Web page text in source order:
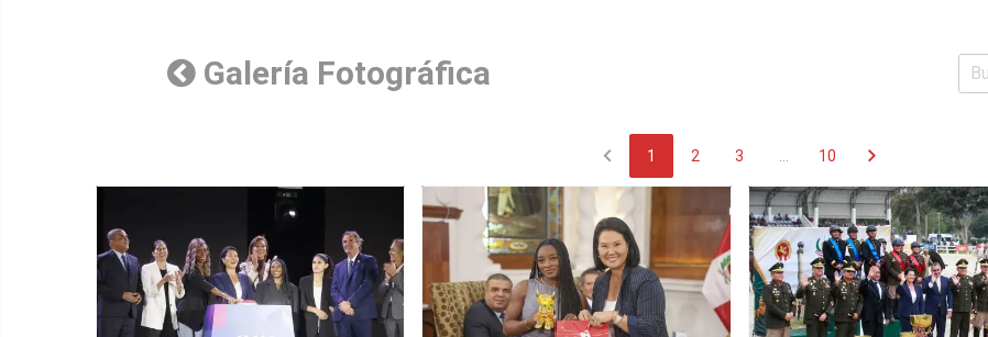
Galería Fotográfica
chevron_left 1 2 3 10 chevron_right